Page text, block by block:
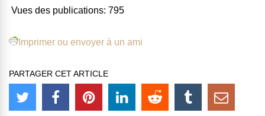
Vues des publications: 795
Imprimer ou envoyer à un ami
PARTAGER CET ARTICLE